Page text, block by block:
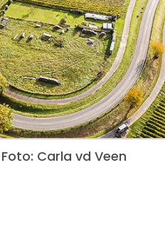
Foto: Carla vd Veen